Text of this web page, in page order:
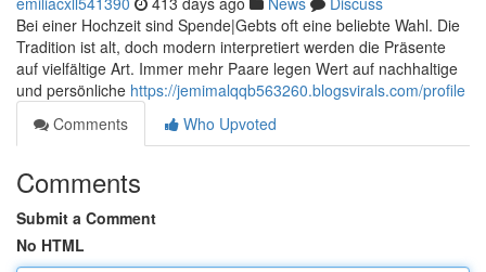
Bei einer Hochzeit sind Spende|Gebts oft eine beliebte Wahl. Die
Tradition ist alt, doch modern interpretiert werden die Präsente
auf vielfältige Art. Immer mehr Paare legen Wert auf nachhaltige
und persönliche https://jemimalqqb563260.blogsvirals.com/profile
Comments
Who Upvoted
Comments
Submit a Comment
No HTML